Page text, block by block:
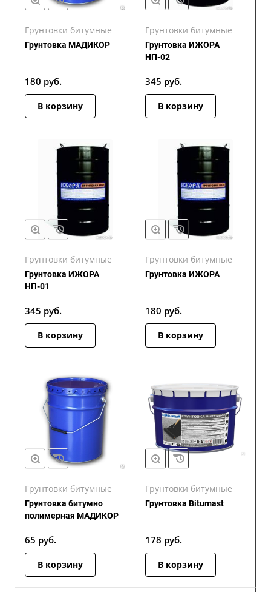
Грунтовки битумные
Грунтовка МАДИКОР
180 руб.
В корзину
Грунтовки битумные
Грунтовка ИЖОРА
НП-02
345 руб.
В корзину
Грунтовки битумные
Грунтовка ИЖОРА
НП-01
345 руб.
В корзину
Грунтовки битумные
Грунтовка ИЖОРА
180 руб.
В корзину
Грунтовки битумные
Грунтовка битумно
полимерная МАДИКОР
65 руб.
В корзину
Грунтовки битумные
Грунтовка Bitumast
178 руб.
В корзину